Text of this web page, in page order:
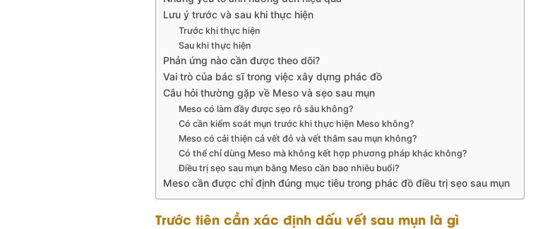
Lưu ý trước và sau khi thực hiện
Trước khi thực hiện
Sau khi thực hiện
Phản ứng nào cần được theo dõi?
Vai trò của bác sĩ trong việc xây dựng phác đồ
Câu hỏi thường gặp về Meso và sẹo sau mụn
Meso có làm đầy được sẹo rỗ sâu không?
Có cần kiểm soát mụn trước khi thực hiện Meso không?
Meso có cải thiện cả vết đỏ và vết thâm sau mụn không?
Có thể chỉ dùng Meso mà không kết hợp phương pháp khác không?
Điều trị sẹo sau mụn bằng Meso cần bao nhiêu buổi?
Meso cần được chỉ định đúng mục tiêu trong phác đồ điều trị sẹo sau mụn
Trước tiên cần xác định dấu vết sau mụn là gì